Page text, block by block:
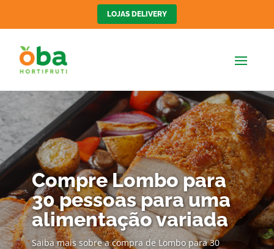
LOJAS DELIVERY
Compre Lombo para
30 pessoas para uma
alimentação variada
Saiba mais sobre a compra de Lombo para 30